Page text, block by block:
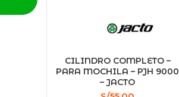
CILINDRO COMPLETO –
PARA MOCHILA – PJH 9000
– JACTO